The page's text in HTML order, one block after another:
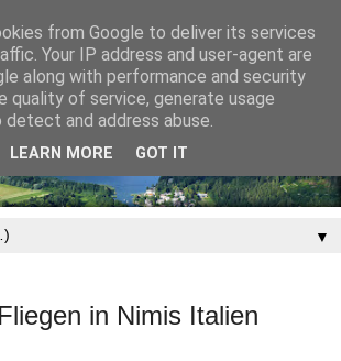
▼
in Nimis Italien
from Google to deliver its services
Your IP address and user-agent are
along with performance and security
quality of service, generate usage
and address abuse.
LEARN MORE GOT IT